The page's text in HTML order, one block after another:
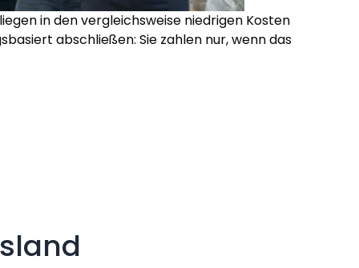
in den vergleichsweise niedrigen Kosten
abschließen: Sie zahlen nur, wenn das